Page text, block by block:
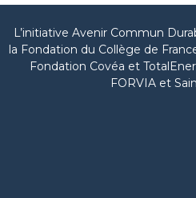
L’initiative Avenir Commun
la Fondation du Collège de
Fondation Covéa et
FORVIA et